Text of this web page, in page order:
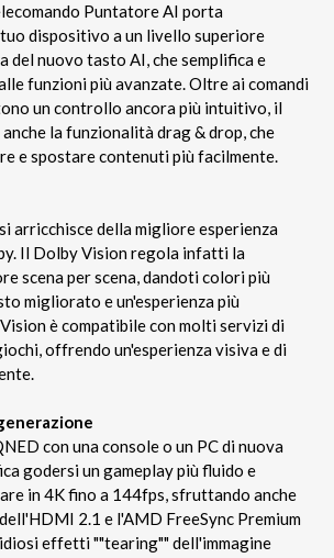
Puntatore AI porta
dispositivo a un livello superiore
del nuovo tasto AI, che semplifica e
funzioni più avanzate. Oltre ai comandi
un controllo ancora più intuitivo, il
la funzionalità drag & drop, che
e spostare contenuti più facilmente.
arricchisce della migliore esperienza
Il Dolby Vision regola infatti la
scena per scena, dandoti colori più
migliorato e un'esperienza più
è compatibile con molti servizi di
offrendo un'esperienza visiva e di
con una console o un PC di nuova
godersi un gameplay più fluido e
in 4K fino a 144fps, sfruttando anche
2.1 e l'AMD FreeSync Premium
effetti ""tearing"" dell'immagine